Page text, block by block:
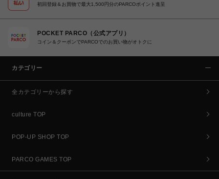
初回登録＆お買物で最大1,500円分のPARCOポイント進呈
POCKET PARCO（公式アプリ）
コイン＆クーポンでPARCOでのお買い物がオトクに
カテゴリー
全カテゴリーから探す
culture TOP
POP-UP SHOP TOP
PARCO GAMES TOP